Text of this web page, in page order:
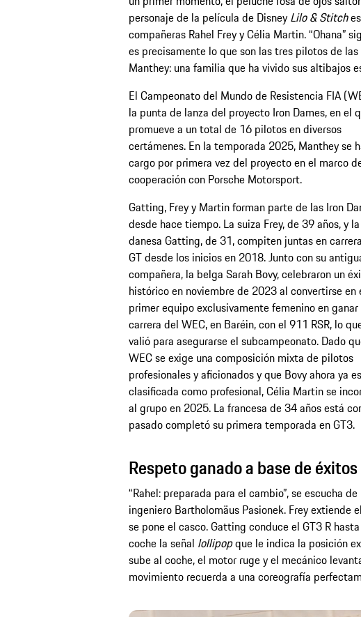
personaje de la película de Disney Lilo & Stitch
compañeras Rahel Frey y Célia Martin. “Ohana”
es precisamente lo que son las tres pilotos de
Manthey: una familia que ha vivido sus altibajos
El Campeonato del Mundo de Resistencia FIA
la punta de lanza del proyecto Iron Dames, en el
promueve a un total de 16 pilotos en diversos
certámenes. En la temporada 2025, Manthey se
cargo por primera vez del proyecto en el marco
cooperación con Porsche Motorsport.
Gatting, Frey y Martin forman parte de las Iron
desde hace tiempo. La suiza Frey, de 39 años, y la
danesa Gatting, de 31, compiten juntas en
GT desde los inicios en 2018. Junto con su
compañera, la belga Sarah Bovy, celebraron un
histórico en noviembre de 2023 al convertirse en
primer equipo exclusivamente femenino en ganar
carrera del WEC, en Baréin, con el 911 RSR, lo
valió para asegurarse el subcampeonato. Dado
WEC se exige una composición mixta de pilotos
profesionales y aficionados y que Bovy ahora ya
clasificada como profesional, Célia Martin se
al grupo en 2025. La francesa de 34 años está
pasado completó su primera temporada en GT3.
Respeto ganado a base de éxitos
“Rahel: preparada para el cambio”, se escucha
ingeniero Bartholomäus Pasionek. Frey extiende
se pone el casco. Gatting conduce el GT3 R hasta
coche la señal lollipopque le indica la posición
sube al coche, el motor ruge y el mecánico
movimiento recuerda a una coreografía